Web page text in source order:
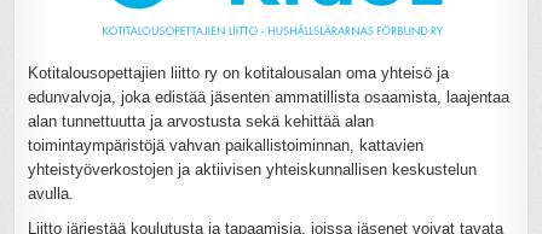
Kotitalousopettajien liitto ry on kotitalousalan oma yhteisö ja
edunvalvoja, joka edistää jäsenten ammatillista osaamista, laajentaa
alan tunnettuutta ja arvostusta sekä kehittää alan
toimintaympäristöjä vahvan paikallistoiminnan, kattavien
yhteistyöverkostojen ja aktiivisen yhteiskunnallisen keskustelun
avulla.
Liitto järjestää koulutusta ja tapaamisia, joissa jäsenet voivat tavata